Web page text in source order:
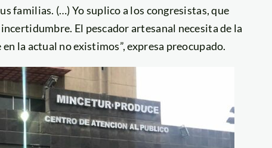
familias. (…) Yo suplico a los congresistas, que
El pescador artesanal necesita de la
la actual no existimos”, expresa preocupado.